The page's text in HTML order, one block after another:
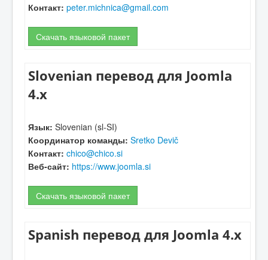
Контакт: peter.michnica@gmail.com
Скачать языковой пакет
Slovenian перевод для Joomla
4.x
Язык: Slovenian (sl-SI)
Координатор команды: Sretko Devič
Контакт: chico@chico.si
Веб-сайт: https://www.joomla.si
Скачать языковой пакет
Spanish перевод для Joomla 4.x